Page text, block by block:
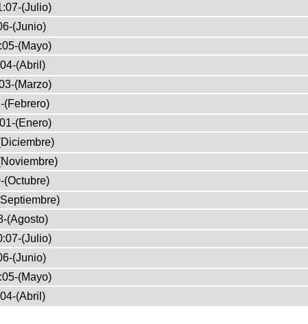
(Julio)
(Junio)
(Mayo)
(Abril)
(Marzo)
(Febrero)
(Enero)
(Octubre)
(Agosto)
(Julio)
(Junio)
(Mayo)
(Abril)